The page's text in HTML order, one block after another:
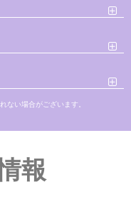
ない場合がございます。
報